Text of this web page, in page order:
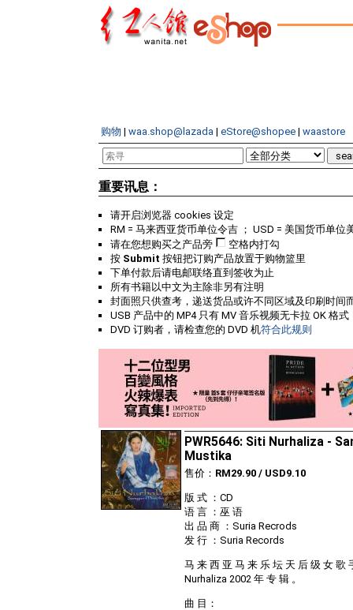
购物 | waa.shop@lazada | eStore@shopee | waastore
重要讯息：
请开启浏览器 cookies 设定
RM = 马来西亚货币单位令吉 ； USD = 美国货币单位
请在您想购买之产品旁
空格内打勾
按 Submit 按钮把订购产品放置于购物篮里
下单付款后请电邮联络直到签收为止
所有书籍以中文为主除非另有注明
封面照只供查考，递送货品或许不同区域及印刷时间
USB 产品中的 MP4 只有 MV 音乐视频无卡拉 OK 格式
DVD 订购者，请检查您的 DVD 机符合此规则
PWR5646: Siti Nurhaliza -
Mustika
售价： RM29.90 / USD9.10
版 式 ：CD
语 言 ：巫 语
出 品 商 ：Suria Recrods
发 行 ：Suria Records
马 来 西 亚 马 来 乐 坛 天 后 级 女 歌
Nurhaliza 2002 年 专 辑 。
曲 目：